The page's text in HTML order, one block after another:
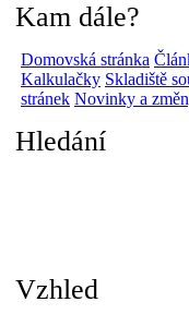
Kam dále?
Domovská stránka
Kalkulačky Skladiště
stránek Novinky a
Hledání
Vzhled